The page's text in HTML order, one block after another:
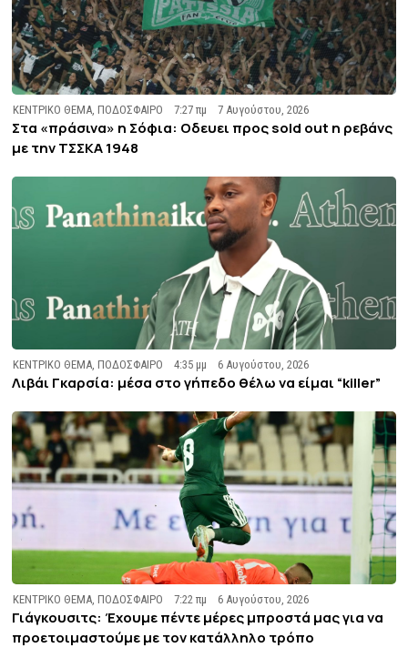
ΚΕΝΤΡΙΚΟ ΘΕΜΑ ,ΠΟΔΟΣΦΑΙΡΟ 7:27 πμ 7 Αυγούστου, 2026
Στα «πράσινα» η Σόφια: Οδευει προς sold out η ρεβάνς
με την ΤΣΣΚΑ 1948
ΚΕΝΤΡΙΚΟ ΘΕΜΑ ,ΠΟΔΟΣΦΑΙΡΟ 4:35 μμ 6 Αυγούστου, 2026
Λιβάι Γκαρσία: μέσα στο γήπεδο θέλω να είμαι “killer”
ΚΕΝΤΡΙΚΟ ΘΕΜΑ ,ΠΟΔΟΣΦΑΙΡΟ 7:22 πμ 6 Αυγούστου, 2026
Γιάγκουσιτς: Έχουμε πέντε μέρες μπροστά μας για να
προετοιμαστούμε με τον κατάλληλο τρόπο